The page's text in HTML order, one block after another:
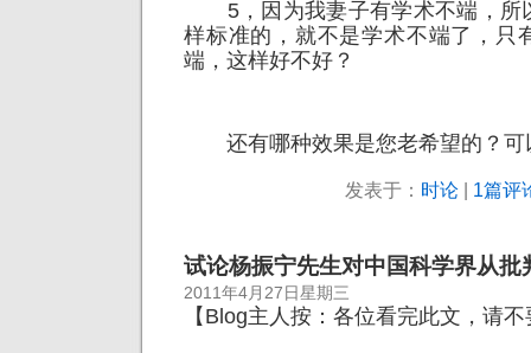
5，因为我妻子有学术不端，所
样标准的，就不是学术不端了，只
端，这样好不好？
还有哪种效果是您老希望的？可
发表于： 时论 1篇评
试论杨振宁先生对中国科学界从批
2011年4月27日星期三
【Blog主人按：各位看完此文，请